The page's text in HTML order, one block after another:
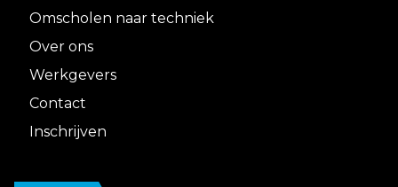
Omscholen naar techniek
Over ons
Werkgevers
Contact
Inschrijven